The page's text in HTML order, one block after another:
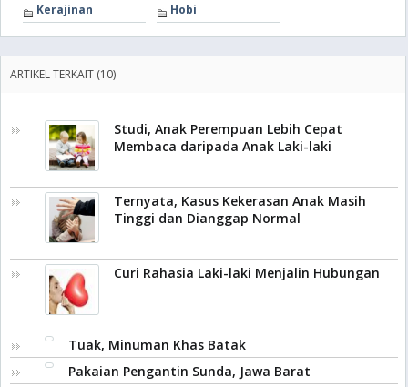
Kerajinan
Hobi
ARTIKEL TERKAIT (10)
Studi, Anak Perempuan Lebih Cepat
Membaca daripada Anak Laki-laki
Ternyata, Kasus Kekerasan Anak Masih
Tinggi dan Dianggap Normal
Curi Rahasia Laki-laki Menjalin Hubungan
Tuak, Minuman Khas Batak
Pakaian Pengantin Sunda, Jawa Barat